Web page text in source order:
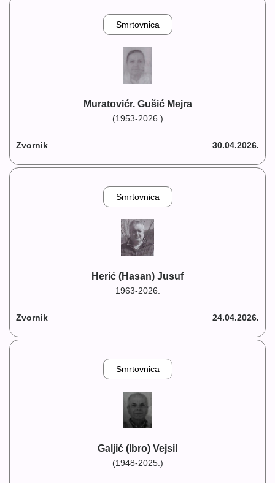
Smrtovnica
Muratovićr. Gušić Mejra
(1953-2026.)
Zvornik 30.04.2026.
Smrtovnica
Herić (Hasan) Jusuf
1963-2026.
Zvornik 24.04.2026.
Smrtovnica
Galjić (Ibro) Vejsil
(1948-2025.)